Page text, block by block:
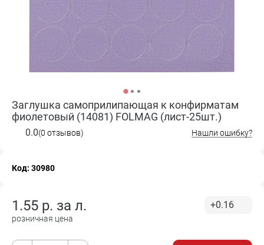
Заглушка самоприлипающая к конфирматам
фиолетовый (14081) FOLMAG (лист-25шт.)
0.0(0 отзывов) Нашли ошибку?
Код: 30980
1.55 р. за л.
розничная цена
+0.16